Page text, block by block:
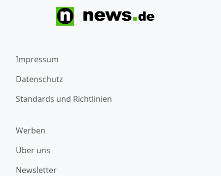
Impressum
Datenschutz
Standards und Richtlinien
Werben
Über uns
Newsletter